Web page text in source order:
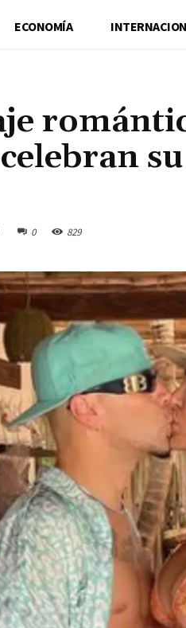
ECONOMÍA
0 829